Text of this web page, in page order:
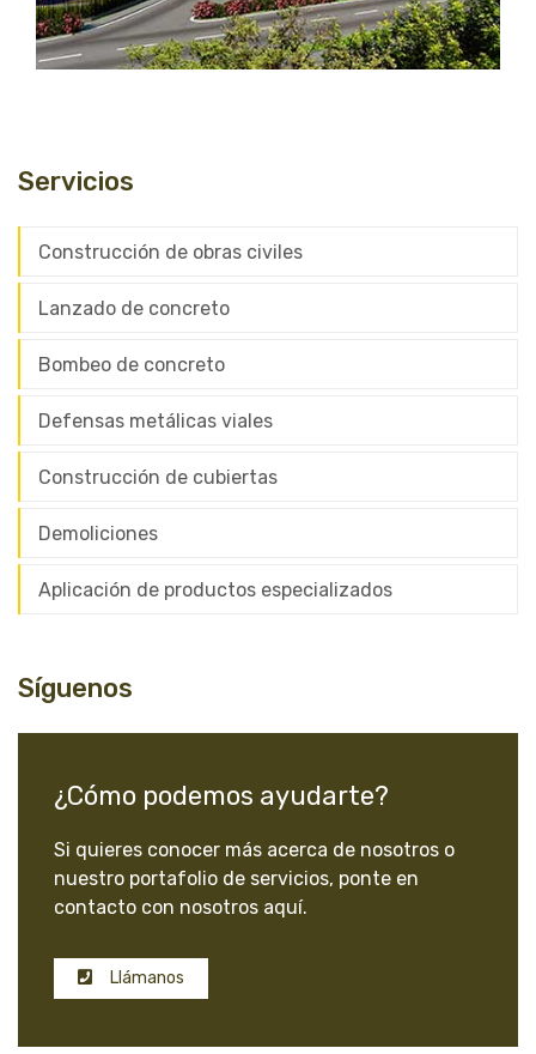
Servicios
Construcción de obras civiles
Lanzado de concreto
Bombeo de concreto
Defensas metálicas viales
Construcción de cubiertas
Demoliciones
Aplicación de productos especializados
Síguenos
¿Cómo podemos ayudarte?
Si quieres conocer más acerca de nosotros o
nuestro portafolio de servicios, ponte en
contacto con nosotros aquí.
Llámanos